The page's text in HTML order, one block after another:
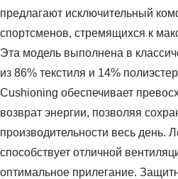
предлагают исключительный
спортсменов, стремящихся к
Эта модель выполнена в
из 86% текстиля и 14%
Cushioning обеспечивает
возврат энергии, позволяя
производительности весь день.
способствует отличной
оптимальное прилегание.